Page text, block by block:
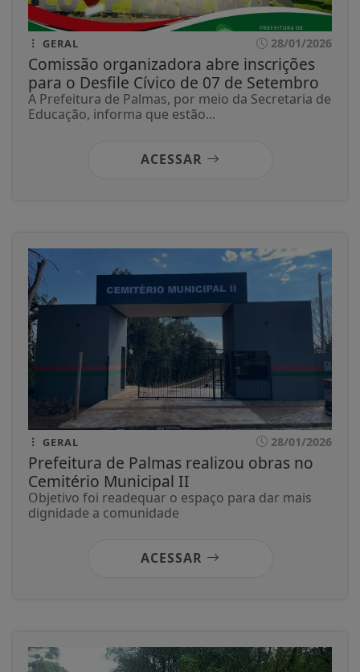
GERAL 28/01/2026
Comissão organizadora abre inscrições
para o Desfile Cívico de 07 de Setembro
A Prefeitura de Palmas, por meio da Secretaria de
Educação, informa que estão...
ACESSAR
GERAL 28/01/2026
Prefeitura de Palmas realizou obras no
Cemitério Municipal II
Objetivo foi readequar o espaço para dar mais
dignidade a comunidade
ACESSAR